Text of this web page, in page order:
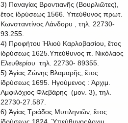
3) Παναγίας Βροντιανῆς (Βουρλιῶτες),
ἔτος ἱδρύσεως 1566. Υπεύθυνος πρωτ.
Κωνσταντίνος Λάνδορυ , τηλ. 22730-
93.255.
4) Προφήτου Ἠλιού Καρλοβασίου, ἔτος
ἱδρύσεως 1625.Υπεύθυνος π. Νικόλαος
Ελευθερίου τηλ. 22730- 89355.
5) Ἁγίας Ζώνης Βλαμαρῆς, ἔτος
ἱδρύσεως 1695. Ηγούμενος : Ἀρχιμ.
Αμφιλόχιος Φλεβάρης (μον. 3), τηλ.
22730-27.587.
6) Ἁγίας Τριάδος Μυτιληνιῶν, ἔτος